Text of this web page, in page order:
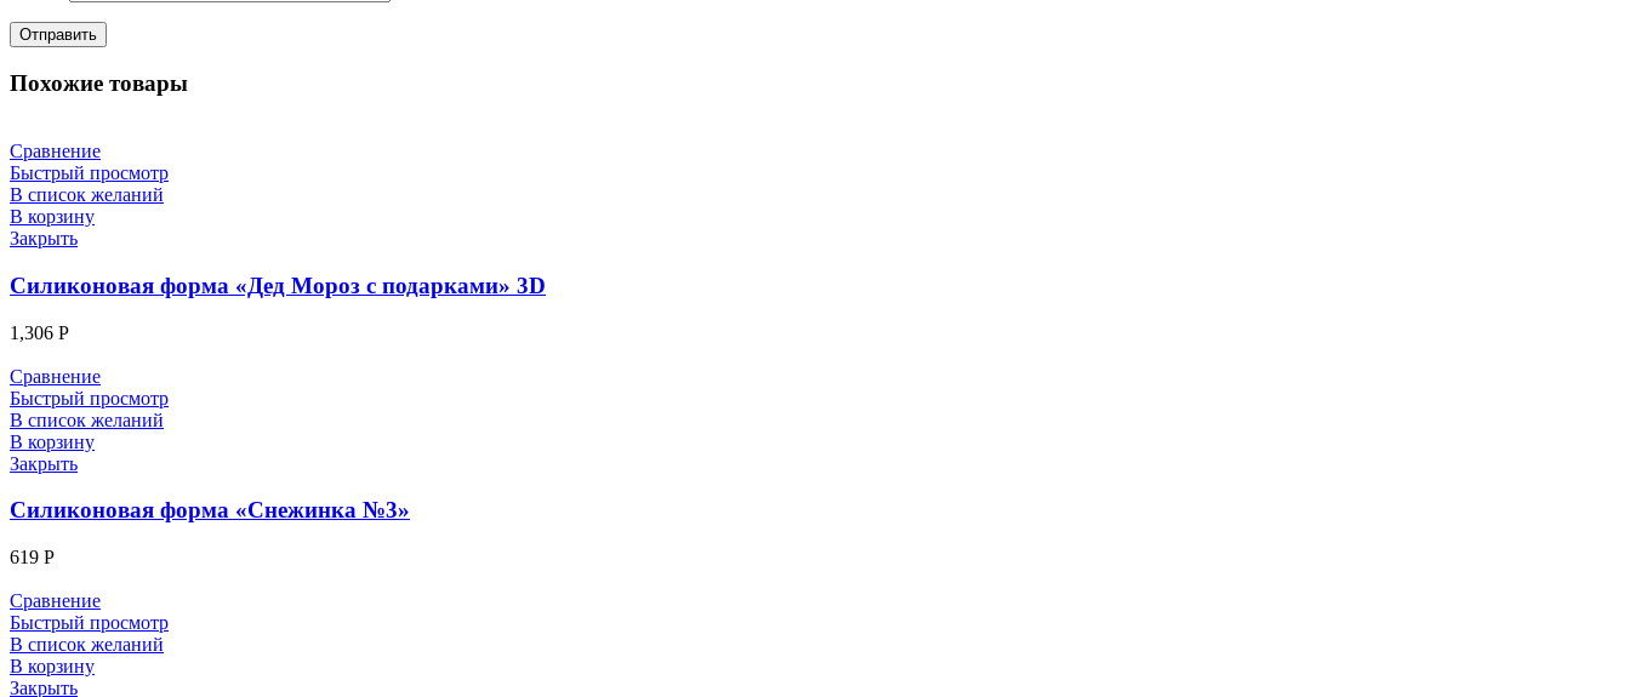
Похожие товары
Сравнение
Быстрый просмотр
В список желаний
В корзину
Закрыть
Силиконовая форма «Дед Мороз с подарками» 3D
1,306 Р
Сравнение
Быстрый просмотр
В список желаний
В корзину
Закрыть
Силиконовая форма «Снежинка №3»
619 Р
Сравнение
Быстрый просмотр
В список желаний
В корзину
Закрыть